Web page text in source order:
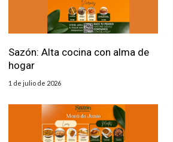
Sazón: Alta cocina con alma de
hogar
1 de julio de 2026